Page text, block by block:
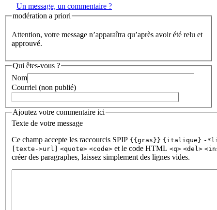
Un message, un commentaire ?
modération a priori
Attention, votre message n’apparaîtra qu’après avoir été relu et
approuvé.
Qui êtes-vous ?
Nom
Courriel (non publié)
Ajoutez votre commentaire ici
Texte de votre message
Ce champ accepte les raccourcis SPIP {{gras}} {italique} -
[texte->url]
<quote> <code> et le code HTML <q> <del>
créer des paragraphes, laissez simplement des lignes vides.